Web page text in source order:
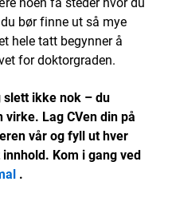
bør finne ut så mye
hele tatt begynner å
for doktorgraden.
slett ikke nok – du
virke. Lag CVen din på
vår og fyll ut hver
Kom i gang ved
.